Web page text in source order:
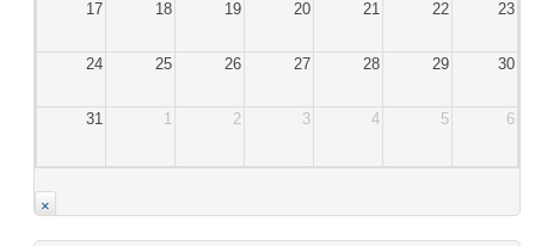
17 18 19 20 21 22 23
24 25 26 27 28 29 30
31 1 2 3 4 5 6
×